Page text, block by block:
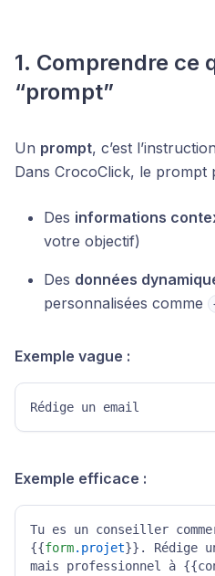
1. Comprendre ce
“prompt”
Un prompt, c’est
Dans CrocoClick, le prompt
Des informations
votre objectif)
Des données
personnalisées comme
Exemple vague :
Rédige un email
Exemple efficace :
Tu es un conseiller
{{form.projet}}. Rédige
mais professionnel à